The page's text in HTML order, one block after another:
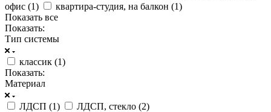
офис (1) квартира-студия, на балкон (1)
Показать все
Показать:
Тип системы
классик (1)
Показать:
Материал
ЛДСП (1) ЛДСП, стекло (2)